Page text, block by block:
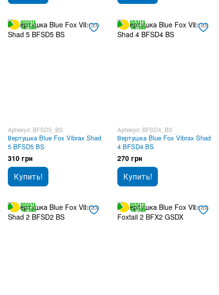
Артикул: BFSD5_BS
Вертушка Blue Fox Vibrax Shad
5 BFSD5 BS
310 грн
Купить!
Артикул: BFSD4_BS
Вертушка Blue Fox Vibrax Shad
4 BFSD4 BS
270 грн
Купить!